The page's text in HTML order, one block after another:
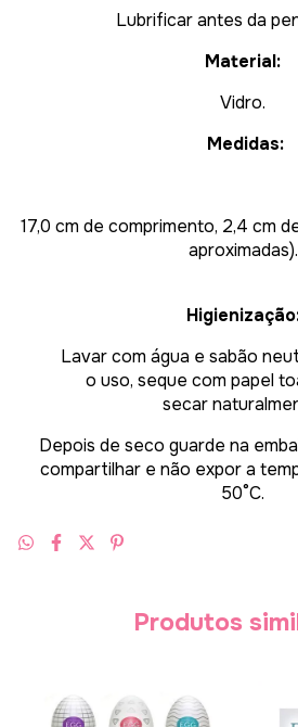
Lubrificar antes da
Material:
Vidro.
Medidas:
17,0 cm de comprimento, 2,4 cm
aproximadas).
Lavar com água e sabão
o uso, seque com papel
secar
Depois de seco guarde na
compartilhar e não expor a
50°C.
Produtos